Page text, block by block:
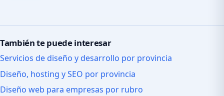
También te puede interesar
Servicios de diseño y desarrollo por provincia
Diseño, hosting y SEO por provincia
Diseño web para empresas por rubro